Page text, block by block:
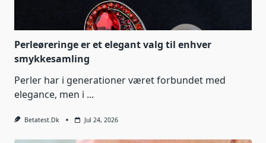
Perleøreringe er et elegant valg til enhver
smykkesamling
Perler har i generationer været forbundet med
elegance, men i ...
Betatest.dk Jul 24, 2026